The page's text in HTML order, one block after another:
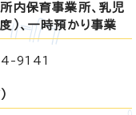
内保育事業所、乳児
）、一時預かり事業
9141